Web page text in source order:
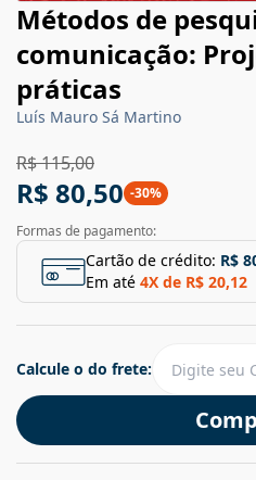
Métodos de
comunicação:
práticas
Luís Mauro Sá Martino
R$ 115,00
R$ 80,50 -30%
Formas de pagamento:
Cartão de crédito: R$
Em até 4X de R$ 20,12
Calcule o do frete: